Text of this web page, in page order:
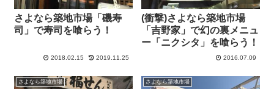
さよなら築地市場「磯寿
司」で寿司を喰らう！
2018.02.15 2019.11.25
(衝撃)さよなら築地市場
「吉野家」で幻の裏メニュ
ー「ニクシタ」を喰らう！
2016.07.09
さよなら築地市場 さよなら築地市場